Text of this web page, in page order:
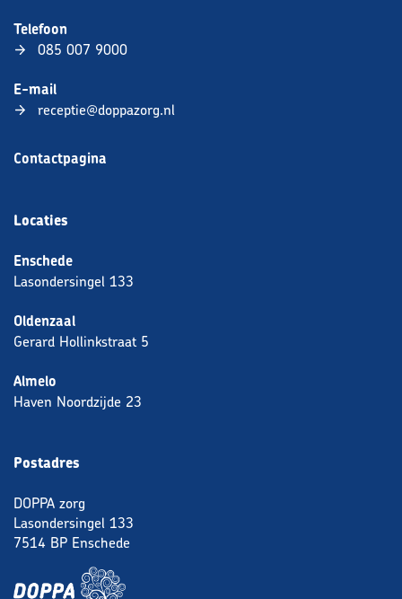
Telefoon
085 007 9000
E-mail
receptie@doppazorg.nl
Contactpagina
Locaties
Enschede
Lasondersingel 133
Oldenzaal
Gerard Hollinkstraat 5
Almelo
Haven Noordzijde 23
Postadres
DOPPA zorg
Lasondersingel 133
7514 BP Enschede